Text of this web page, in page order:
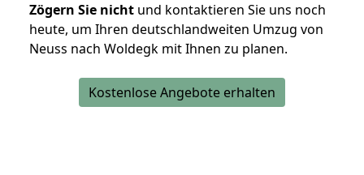
Zögern Sie nicht und kontaktieren Sie uns noch
heute, um Ihren deutschlandweiten Umzug von
Neuss nach Woldegk mit Ihnen zu planen.
Kostenlose Angebote erhalten